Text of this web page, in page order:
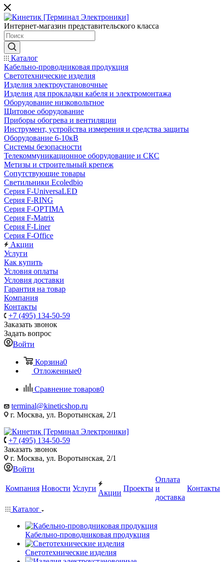
Интернет-магазин представительского класса
Каталог
Кабельно-проводниковая продукция
Светотехнические изделия
Изделия электроустановочные
Изделия для прокладки кабеля и электромонтажа
Оборудование низковольтное
Щитовое оборудование
Приборы обогрева и вентиляции
Инструмент, устройства измерения и средства защиты
Оборудование 6-10кВ
Системы безопасности
Телекоммуникационное оборудование и СКС
Метизы и строительный крепеж
Сопутствующие товары
Светильники Ecoledbio
Серия F-UniversaLED
Серия F-RING
Серия F-OPTIMA
Серия F-Matrix
Серия F-Liner
Серия F-Office
Акции
Услуги
Как купить
Условия оплаты
Условия доставки
Гарантия на товар
Компания
Контакты
+7 (495) 134-50-59
Заказать звонок
Задать вопрос
Войти
Корзина0
Отложенные0
Сравнение товаров0
terminal@kineticshop.ru
г. Москва, ул. Воротынская, 2/1
+7 (495) 134-50-59
Заказать звонок
г. Москва, ул. Воротынская, 2/1
Войти
Компания Новости Услуги
Акции
Проекты
Оплата
и
доставка
Контакты
Каталог
Кабельно-проводниковая продукция
Светотехнические изделия